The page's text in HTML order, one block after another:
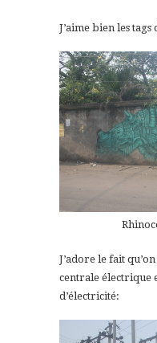
J’aime bien les tags
J’adore le fait
centrale électrique
d’électricité: